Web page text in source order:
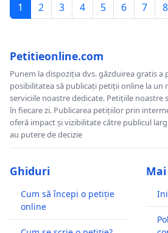
1 2 3 4 5 6 7 8
Petitieonline.com
Punem la dispoziția dvs. găzduirea gratis a
posibilitatea să publicați petiții online la un
serviciile noastre dedicate. Petițiile noastre
în fiecare zi. Publicarea petițiilor prin
oferă impact și vizibilitate către publicul
au putere de decizie
Ghiduri
Cum să începi o petiție
online